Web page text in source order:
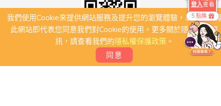
我們使用Cookie來提供網站服務及提升您的瀏覽體驗，若繼續瀏
此網站即代表您同意我們對Cookie的使用。更多關於隱私保護資
訊，請查看我們的隱私權保護政策。
同意
5 點換
登入查看